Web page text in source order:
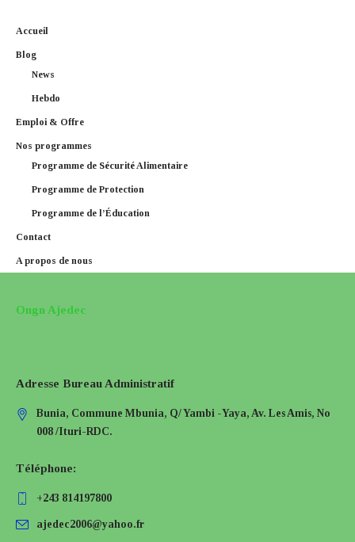
Accueil
Blog
News
Hebdo
Emploi & Offre
Nos programmes
Programme de Sécurité Alimentaire​
Programme de Protection
Programme de l’Éducation
Contact
A propos de nous
Ongn Ajedec
Adresse Bureau Administratif
Bunia, Commune Mbunia, Q/ Yambi -Yaya, Av. Les Amis, No
008 /Ituri-RDC.
Téléphone:
+243 814197800
ajedec2006@yahoo.fr